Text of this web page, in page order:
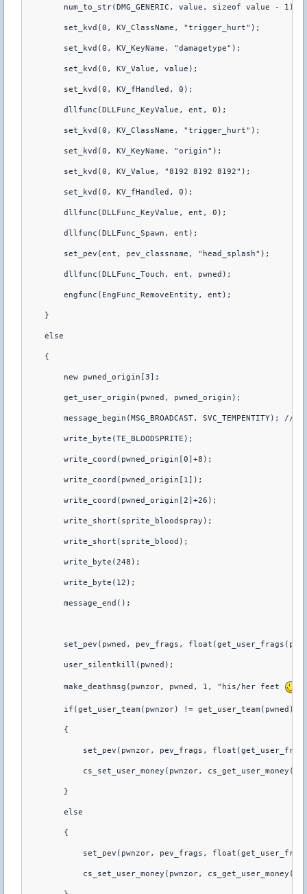
        num_to_str(DMG_GENERIC, value, sizeof value - 1);
        set_kvd(0, KV_ClassName, "trigger_hurt");
        set_kvd(0, KV_KeyName, "damagetype");
        set_kvd(0, KV_Value, value);
        set_kvd(0, KV_fHandled, 0);
        dllfunc(DLLFunc_KeyValue, ent, 0);
        set_kvd(0, KV_ClassName, "trigger_hurt");
        set_kvd(0, KV_KeyName, "origin");
        set_kvd(0, KV_Value, "8192 8192 8192");
        set_kvd(0, KV_fHandled, 0);
        dllfunc(DLLFunc_KeyValue, ent, 0);
        dllfunc(DLLFunc_Spawn, ent);
        set_pev(ent, pev_classname, "head_splash");
        dllfunc(DLLFunc_Touch, ent, pwned);
        engfunc(EngFunc_RemoveEntity, ent);
    }
    else
    {
        new pwned_origin[3];
        get_user_origin(pwned, pwned_origin);
message_begin(MSG_BROADCAST, SVC_TEMPENTITY); //
        write_byte(TE_BLOODSPRITE);
        write_coord(pwned_origin[0]+8);
        write_coord(pwned_origin[1]);
        write_coord(pwned_origin[2]+26);
        write_short(sprite_bloodspray);
        write_short(sprite_blood);
        write_byte(248);
        write_byte(12);
        message_end();
set_pev(pwned, pev_frags,
        user_silentkill(pwned);
        make_deathmsg(pwnzor, pwned, 1, "his/her feet
if(get_user_team(pwnzor) != get_user_team(pwned))
        {
set_pev(pwnzor, pev_frags,
cs_set_user_money(pwnzor,
        }
        else
        {
set_pev(pwnzor, pev_frags,
cs_set_user_money(pwnzor,